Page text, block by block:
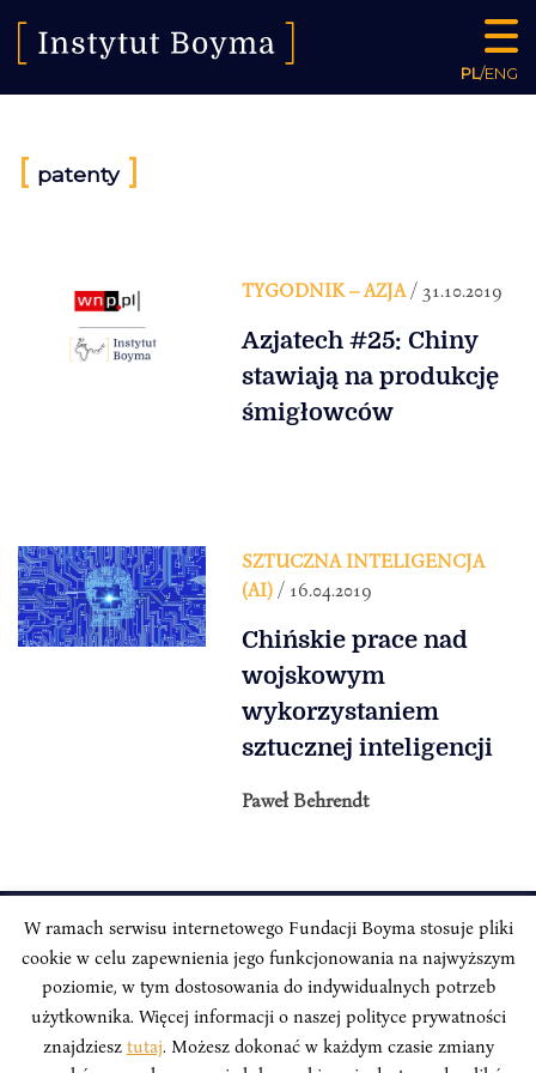
PL/ENG
[ patenty]
TYGODNIK – AZJA/ 31.10.2019
Azjatech #25: Chiny
stawiają na produkcję
śmigłowców
SZTUCZNA INTELIGENCJA
(AI)/ 16.04.2019
Chińskie prace nad
wojskowym
wykorzystaniem
sztucznej inteligencji
Paweł Behrendt
INSTYTUT BOYMA / Asian Century
Adres korespondencyjny: ul. Freta 11/5, 00-027 Warszawa
Odwiedź nas w mediach społecznościowych:
W ramach serwisu internetowego Fundacji Boyma stosuje pliki
cookie w celu zapewnienia jego funkcjonowania na najwyższym
poziomie, w tym dostosowania do indywidualnych potrzeb
użytkownika. Więcej informacji o naszej polityce prywatności
znajdziesz tutaj. Możesz dokonać w każdym czasie zmiany